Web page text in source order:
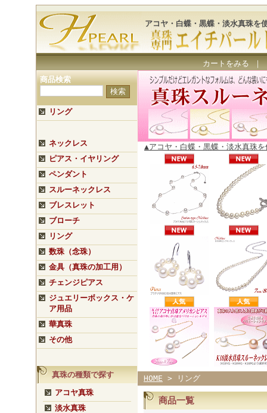
アコヤ・白蝶・黒蝶・淡水真珠を
カートをみる｜
商品検索
リング
ネックレス
ピアス・イヤリング
ペンダント
スルーネックレス
ブレスレット
ブローチ
リング
数珠（念珠）
金具（真珠の加工用）
チェンジピアス
ジュエリーボックス・ケ
ア用品
華真珠
その他
真珠の種類で探す
アコヤ真珠
淡水真珠
▲アコヤ・白蝶・黒蝶・淡水真珠
HOME > リング
商品一覧